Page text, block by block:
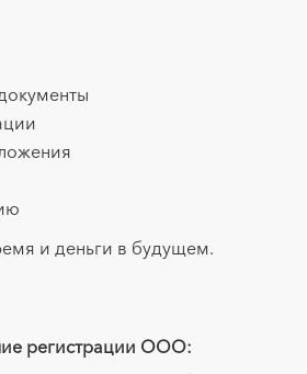
и деньги в будущем.
регистрации ООО: